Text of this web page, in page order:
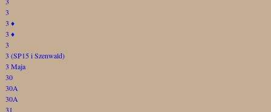
3
3 ♦
3 ♦
3
3 (SP15 i Szenwald)
3 Maja
30
30A
30A
31